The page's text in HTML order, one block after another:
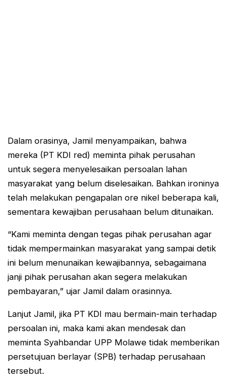
Dalam orasinya, Jamil menyampaikan, bahwa
mereka (PT KDI red) meminta pihak perusahan
untuk segera menyelesaikan persoalan lahan
masyarakat yang belum diselesaikan. Bahkan ironinya
telah melakukan pengapalan ore nikel beberapa kali,
sementara kewajiban perusahaan belum ditunaikan.
“Kami meminta dengan tegas pihak perusahan agar
tidak mempermainkan masyarakat yang sampai detik
ini belum menunaikan kewajibannya, sebagaimana
janji pihak perusahan akan segera melakukan
pembayaran,” ujar Jamil dalam orasinnya.
Lanjut Jamil, jika PT KDI mau bermain-main terhadap
persoalan ini, maka kami akan mendesak dan
meminta Syahbandar UPP Molawe tidak memberikan
persetujuan berlayar (SPB) terhadap perusahaan
tersebut.